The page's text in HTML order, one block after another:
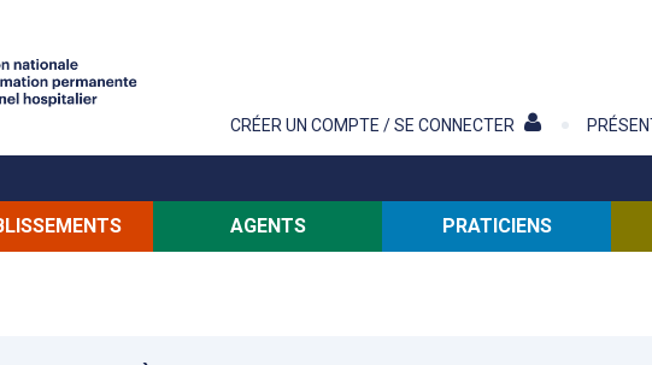
CRÉER UN COMPTE / SE CONNECTER
AGENTS PRATICIENS